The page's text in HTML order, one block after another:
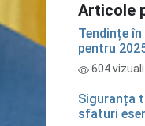
Articole
Tendințe
pentru
604
Siguranța
sfaturi